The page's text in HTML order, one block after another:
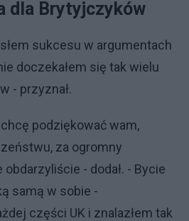
dla Brytyjczyków
sukcesu w argumentach
doczekałem się tak wielu
- przyznał.
podziękować wam,
za ogromny
- dodał. - Bycie
samą w sobie -
części UK i znalazłem tak